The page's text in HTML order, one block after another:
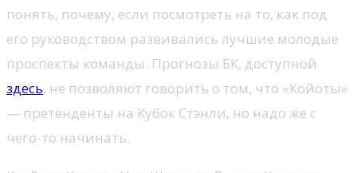
понять, почему, если посмотреть на то, как под
его руководством развивались лучшие молодые
проспекты команды. Прогнозы БК, доступной
здесь, не позволяют говорить о том, что «Койоты»
— претенденты на Кубок Стэнли, но надо же с
чего-то начинать.